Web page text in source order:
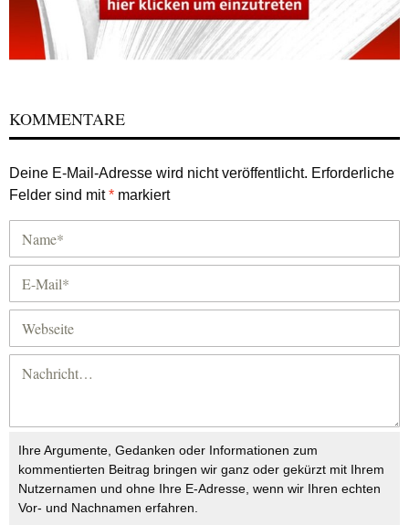
KOMMENTARE
Deine E-Mail-Adresse wird nicht veröffentlicht. Erforderliche
Felder sind mit* markiert
Ihre Argumente, Gedanken oder Informationen zum
kommentierten Beitrag bringen wir ganz oder gekürzt mit Ihrem
Nutzernamen und ohne Ihre E-Adresse, wenn wir Ihren echten
Vor- und Nachnamen erfahren.